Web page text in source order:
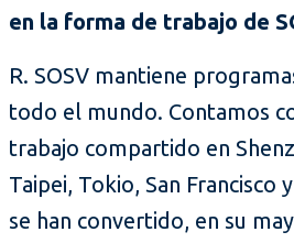
en la forma de trabajo de
R. SOSV mantiene
todo el mundo. Contamos
trabajo compartido en
Taipei, Tokio, San Francisco
se han convertido, en su